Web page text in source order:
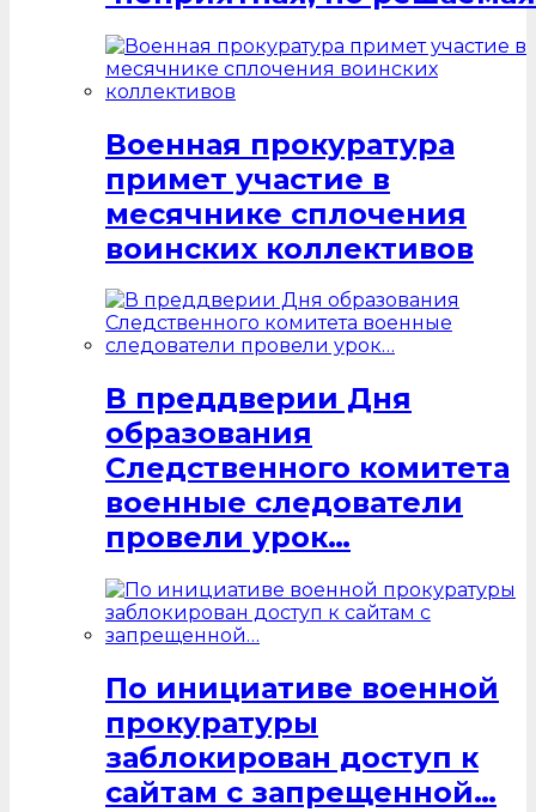
Военная прокуратура
примет участие в
месячнике сплочения
воинских коллективов
В преддверии Дня
образования
Следственного комитета
военные следователи
провели урок…
По инициативе военной
прокуратуры
заблокирован доступ к
сайтам с запрещенной…